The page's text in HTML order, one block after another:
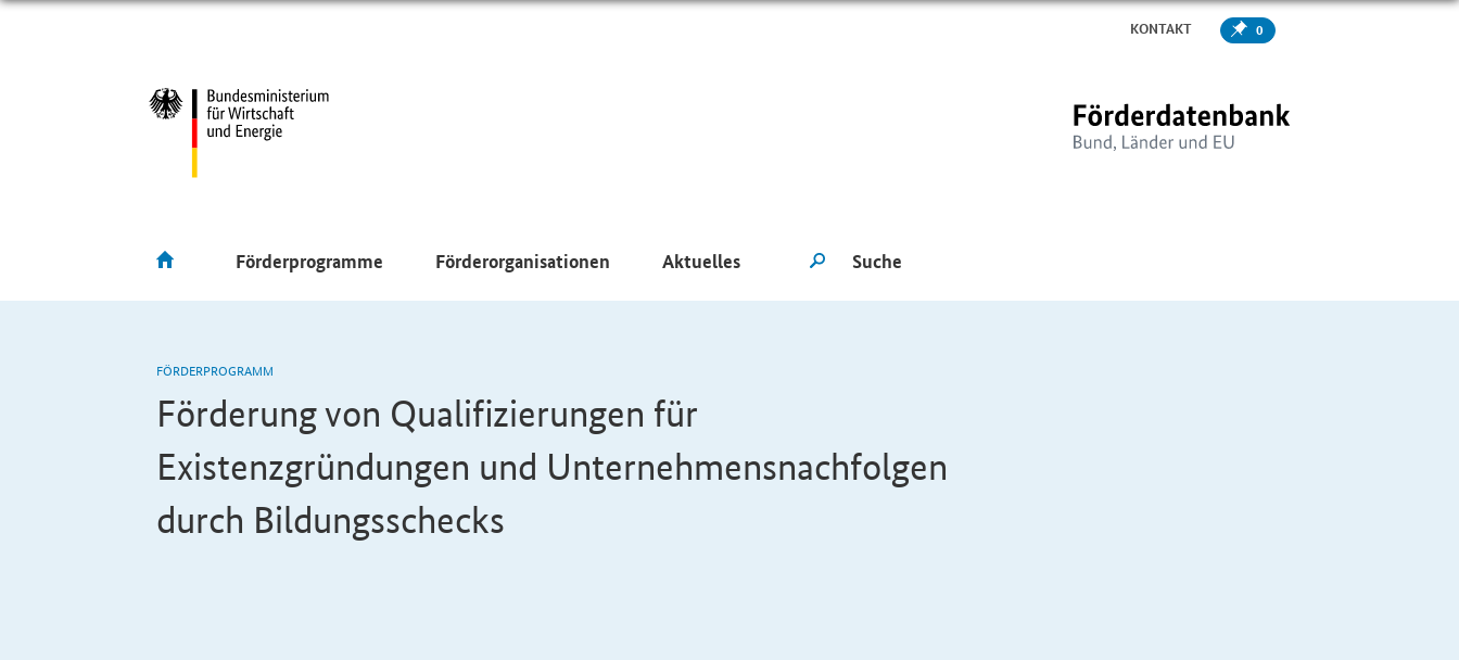
KONTAKT 0
Förderprogramme Förderorganisationen Aktuelles
FÖRDERPROGRAMM
Förderung von Qualifizierungen für
Existenzgründungen und Unternehmensnachfolgen
durch Bildungsschecks